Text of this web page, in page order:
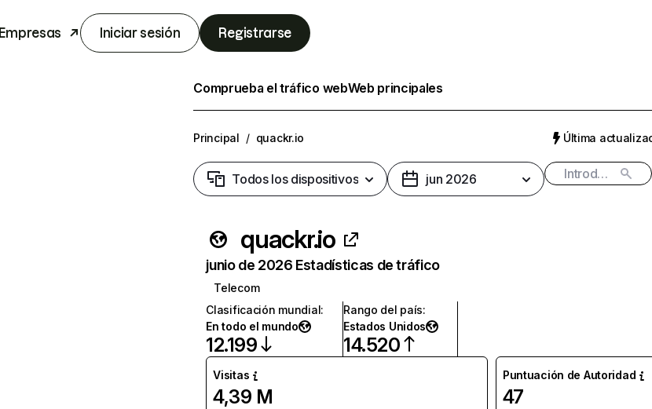
Empresas Iniciar sesión Registrarse
Comprueba el tráfico webWeb principales
Principal / quackr.io Última
Todos los dispositivos jun 2026
quackr.io
junio de 2026 Estadísticas de tráfico
Telecom
Clasificación mundial:
En todo el mundo
12.199
Rango del país:
Estados Unidos
14.520
Visitas
4,39 M
Puntuación de Autoridad
47